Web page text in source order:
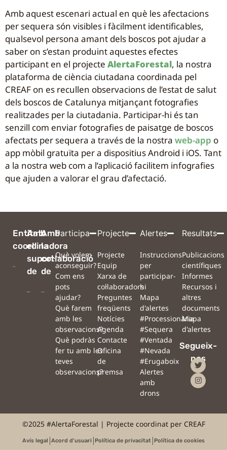
Amb aquest escenari actual en què les afectacions
per sequera són visibles i fàcilment identificables,
qualsevol persona amant dels boscos pot ajudar a
saber on s’estan produint aquestes efectes
participant en el projecte AlertaForestal, la nostra
plataforma de ciència ciutadana coordinada pel
CREAF on es recullen observacions de l’estat de salut
dels boscos de Catalunya mitjançant fotografies
realitzades per la ciutadania. Participar-hi és tan
senzill com enviar fotografies de paisatge de boscos
afectats per sequera a través de la nostra web-app o
app mòbil gratuïta per a dispositius Android i iOS. Tant
a la nostra web com a l’aplicació facilitem infografies
que ajuden a valorar el grau d’afectació.
Entitat
coordinadora
Amb
el
suport
de
Amb
la
col·laboració
de
Participa
Què volem
aconseguir?
Com ens
pots
ajudar?
Què farem
amb les
observacions?
Què podràs
fer tu amb les
teves
observacions?
Projecte
Projecte
Equip
Xarxa de
col·laboradors
Preguntes
freqüents
Notícies
Agenda
Contacte
Oficina
de
premsa
Alertes
Instruccions
per
participar-
hi
Mapa
d'alertes
#Processionària
#Sequera
#Ventada
#Nevada
#Erugaboix
Alertes
amb
drons
Resultats
Publicacions
científiques
Informes
Recursos i
altres
documents
Mapa
d'alertes
Segueix-
nos
©2025 #AlertaForestal | Projecte coordinat per CREAF
Avís legal Acord d'usuari Política de privacitat Política de cookies